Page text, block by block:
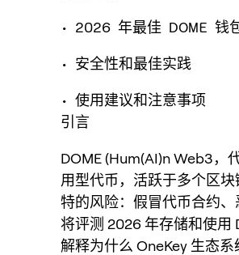
• 2026 年最佳 DOME 钱
• 安全性和最佳实践
• 使用建议和注意事项
引言
DOME (Hum(AI)n Web3，
用型代币，活跃于多个区
特的风险：假冒代币合约
将评测 2026 年存储和使用
解释为什么 OneKey 生态